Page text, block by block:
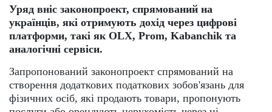
Уряд вніс законопроект, спрямований на
українців, які отримують дохід через цифрові
платформи, такі як OLX, Prom, Kabanchik та
аналогічні сервіси.
Запропонований законопроект спрямований на
створення додаткових податкових зобов'язань для
фізичних осіб, які продають товари, пропонують